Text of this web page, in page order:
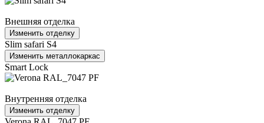
Внешняя отделка
Изменить отделку
Slim safari S4
Изменить металлокаркас
Smart Lock
Внутренняя отделка
Изменить отделку